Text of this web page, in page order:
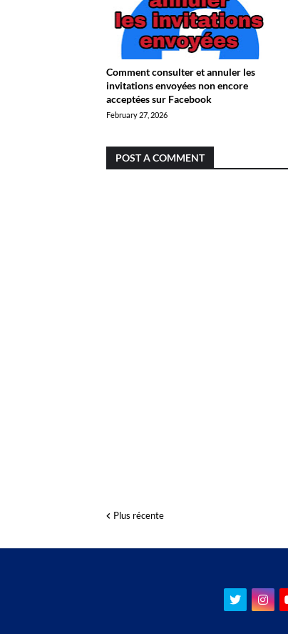
Comment consulter et annuler les
invitations envoyées non encore
acceptées sur Facebook
February 27, 2026
POST A COMMENT
Plus récente